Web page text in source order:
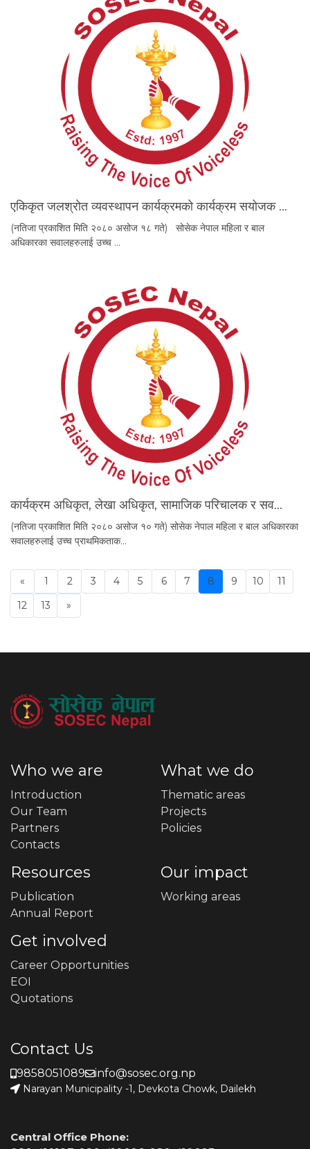
एकिकृत जलश्राेत व्यवस्थापन कार्यक्रमको कार्यक्रम स‌योजक …
(नतिजा प्रकाशित मिति २०८० असोज १८ गते) सोसेक नेपाल महिला र बाल
अधिकारका सवालहरुलाई उच्च …
कार्यक्रम अधिकृत, लेखा अधिकृत, सामाजिक परिचालक र सव…
(नतिजा प्रकाशित मिति २०८० असोज १० गते) सोसेक नेपाल महिला र बाल अधिकारका
सवालहरुलाई उच्च प्राथमिकताक…
«Previous
1 2 3 4 5 6 7 8 9 10
11
12
13 »
Who we are
Introduction
Our Team
Partners
Contacts
What we do
Thematic areas
Projects
Policies
Resources
Publication
Annual Report
Our impact
Working areas
Get involved
Career Opportunities
EOI
Quotations
Contact Us
9858051089 info@sosec.org.np
Narayan Municipality -1, Devkota Chowk, Dailekh
Central Office Phone: